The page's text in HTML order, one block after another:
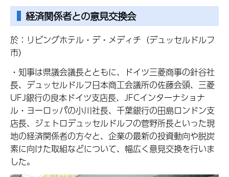
経済関係者との意見交換会
於：リビングホテル・デ・メディチ（デュッセルドルフ
市）
・知事は県議会議長とともに、ドイツ三菱商事の針谷社
長、デュッセルドルフ日本商工会議所の佐藤会頭、三菱
UFJ銀行の良本ドイツ支店長、JFCインターナショナ
ル・ヨーロッパの小川社長、千葉銀行の田島ロンドン支
店長、ジェトロデュッセルドルフの菅野所長といった現
地の経済関係者の方々と、企業の最新の投資動向や脱炭
素に向けた取組などについて、幅広く意見交換を行いま
した。